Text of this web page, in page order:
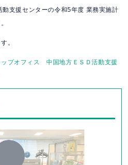
支援センターの令和5年度 業務実施計
。
プオフィス 中国地方ＥＳＤ活動支援